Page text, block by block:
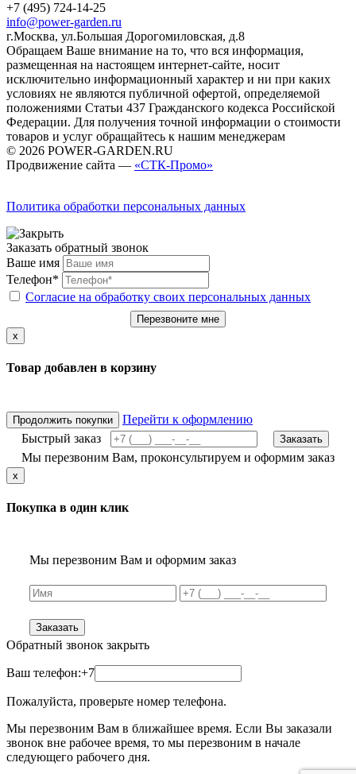
+7 (495) 724-14-25
info@power-garden.ru
г.Москва, ул.Большая Дорогомиловская, д.8
Обращаем Ваше внимание на то, что вся информация,
размещенная на настоящем интернет-сайте, носит
исключительно информационный характер и ни при каких
условиях не являются публичной офертой, определяемой
положениями Статьи 437 Гражданского кодекса Российской
Федерации. Для получения точной информации о стоимости
товаров и услуг обращайтесь к нашим менеджерам
© 2026 POWER-GARDEN.RU
Продвижение сайта — «СТК-Промо»
Политика обработки персональных данных
Заказать обратный звонок
Ваше имя
Телефон*
Согласие на обработку своих персональных данных
Перезвоните мне
x
Товар добавлен в корзину
Продолжить покупки
Перейти к оформлению
Быстрый заказ
Заказать
Мы перезвоним Вам, проконсультируем и оформим заказ
x
Покупка в один клик
Мы перезвоним Вам и оформим заказ
Заказать
Обратный звонок закрыть
Ваш телефон:+7
Пожалуйста, проверьте номер телефона.
Мы перезвоним Вам в ближайшее время. Если Вы заказали
звонок вне рабочее время, то мы перезвоним в начале
следующего рабочего дня.